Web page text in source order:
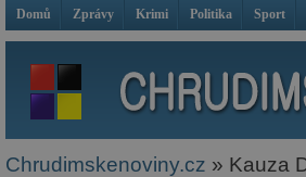
Domů Zprávy Krimi Politika Sport
Chrudimskenoviny.cz » Kauza